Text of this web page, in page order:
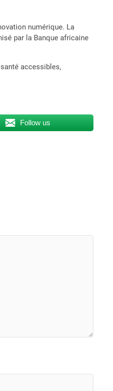
numérique. La
par la Banque africaine
accessibles,
Follow us